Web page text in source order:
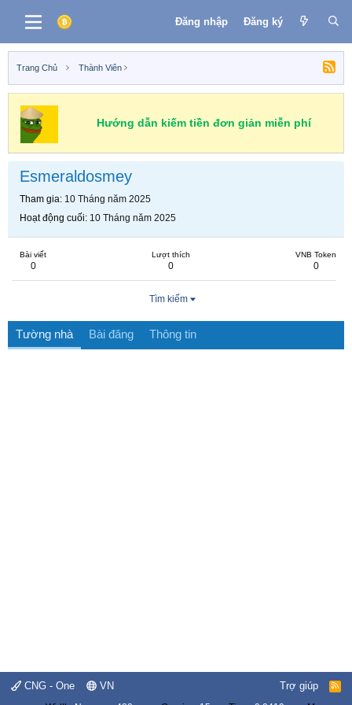
Đăng nhập Đăng ký
Trang Chủ Thành Viên
Hướng dẫn kiếm tiền đơn giản miễn phí
Esmeraldosmey
Tham gia 10 Tháng năm 2025
Hoạt động cuối 10 Tháng năm 2025
Bài viết
0
Lượt thích
0
VNB Token
0
Tìm kiếm
Tường nhà Bài đăng Thông tin
CNG - One VN Trợ giúp
R